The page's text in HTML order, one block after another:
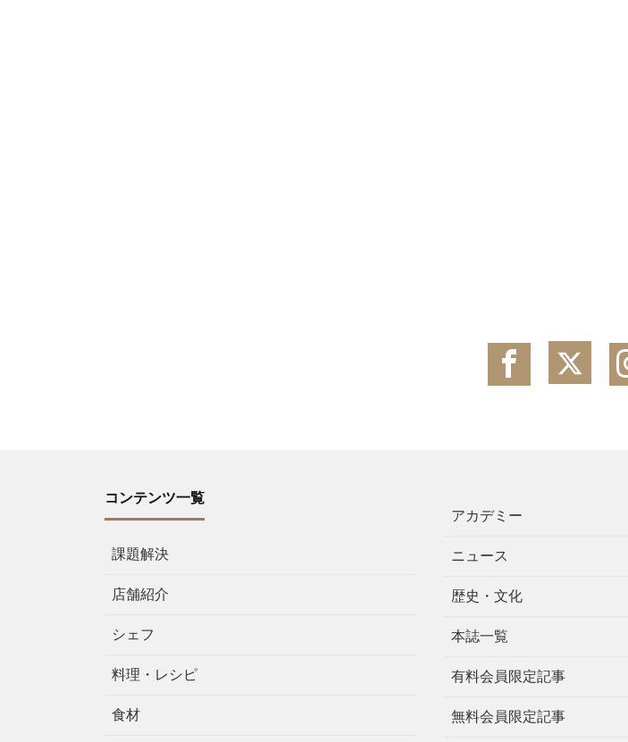
コンテンツ一覧
課題解決
店舗紹介
シェフ
料理・レシピ
食材
アカデミー
ニュース
歴史・文化
本誌一覧
有料会員限定記事
無料会員限定記事